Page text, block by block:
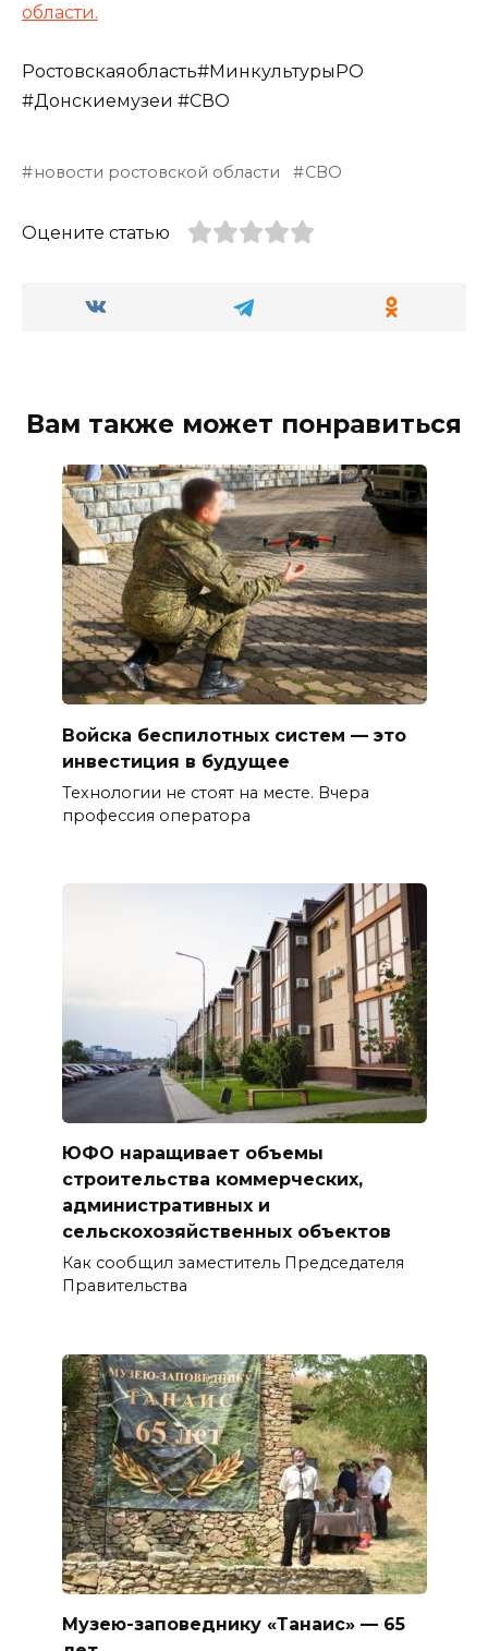
области.
Ростовскаяобласть#МинкультурыРО
#Донскиемузеи #СВО
новости ростовской области СВО
Оцените статью
Вам также может понравиться
Войска беспилотных систем — это
инвестиция в будущее
Технологии не стоят на месте. Вчера
профессия оператора
ЮФО наращивает объемы
строительства коммерческих,
административных и
сельскохозяйственных объектов
Как сообщил заместитель Председателя
Правительства
Музею-заповеднику «Танаис» — 65